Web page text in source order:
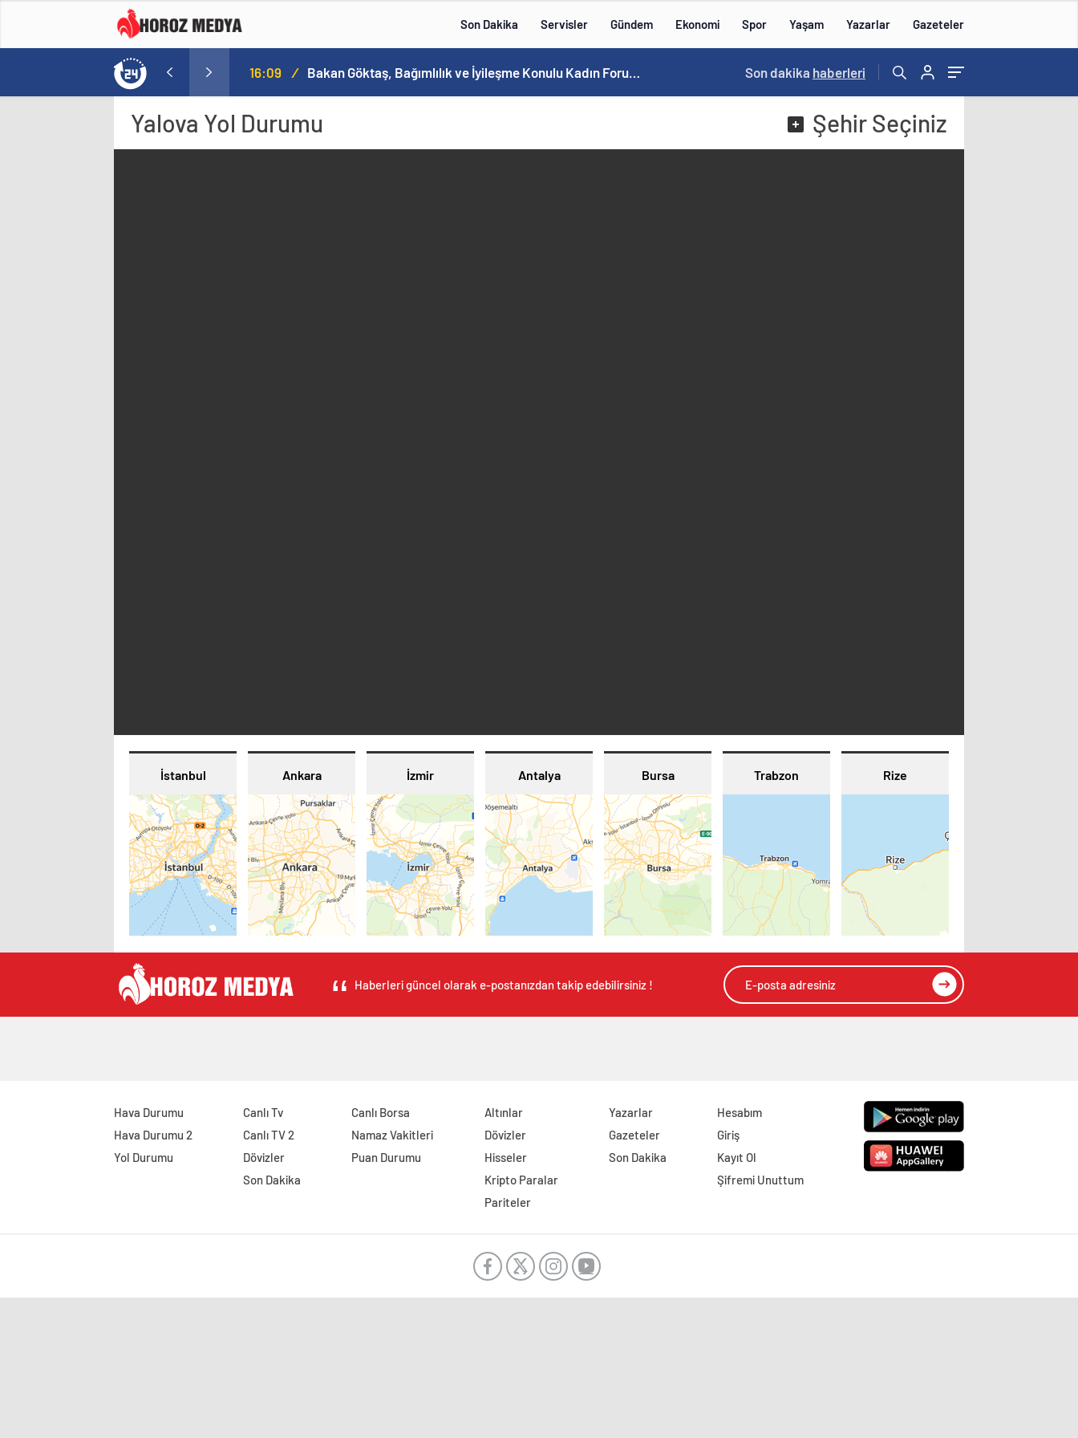
Son Dakika Servisler Gündem Ekonomi Spor Yaşam Yazarlar Gazeteler
16:09 / Bakan Göktaş, Bağımlılık ve İyileşme Konulu Kadın Forumu’nda konuştu: 15:59 /
Son dakika haberleri
Yalova Yol Durumu ŞehirSeçiniz
İstanbul Ankara İzmir Antalya Bursa Trabzon Rize
Haberleri güncel olarak e-postanızdan takip edebilirsiniz !
Hava Durumu
Hava Durumu 2
Yol Durumu
Canlı Tv
Canlı TV 2
Dövizler
Son Dakika
Canlı Borsa
Namaz Vakitleri
Puan Durumu
Altınlar
Dövizler
Hisseler
Kripto Paralar
Pariteler
Yazarlar
Gazeteler
Son Dakika
Hesabım
Giriş
Kayıt Ol
Şifremi Unuttum